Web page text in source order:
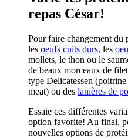
repas César!
Pour faire changement du
les oeufs cuits durs, les
mollets, le thon ou le
de beaux morceaux de
type Delicatessen
meat) ou des lanières de
Essaie ces différentes
option favorite! Au final,
nouvelles options de